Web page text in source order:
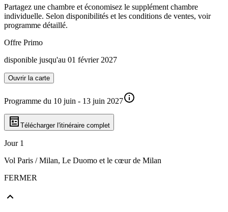
Partagez une chambre et économisez le supplément chambre
individuelle. Selon disponibilités et les conditions de ventes, voir
programme détaillé.
Offre Primo
disponible jusqu'au 01 février 2027
Ouvrir la carte
Programme du 10 juin - 13 juin 2027
Télécharger l'itinéraire complet
Jour 1
Vol Paris / Milan, Le Duomo et le cœur de Milan
FERMER